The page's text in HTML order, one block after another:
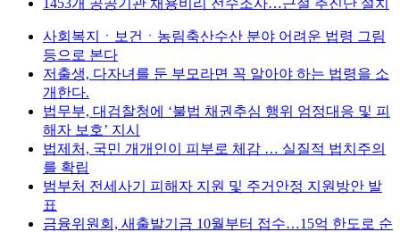
사회복지ㆍ보건ㆍ농림축산수산 분야 어려운 법령 그림
등으로 본다
저출생, 다자녀를 둔 부모라면 꼭 알아야 하는 법령을 소
개한다.
법무부, 대검찰청에 ‘불법 채권추심 행위 엄정대응 및 피
해자 보호’ 지시
법제처, 국민 개개인이 피부로 체감 … 실질적 법치주의
를 확립
범부처 전세사기 피해자 지원 및 주거안정 지원방안 발
표
금융위원회, 새출발기금 10월부터 접수…15억 한도로 순